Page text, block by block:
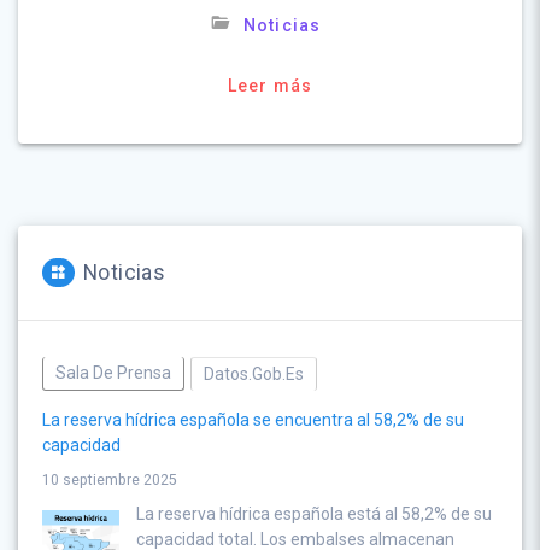
Noticias
Leer más
Noticias
Sala De Prensa Datos.gob.es
La reserva hídrica española se encuentra al 58,2% de su
capacidad
10 septiembre 2025
La reserva hídrica española está al 58,2% de su
capacidad total. Los embalses almacenan